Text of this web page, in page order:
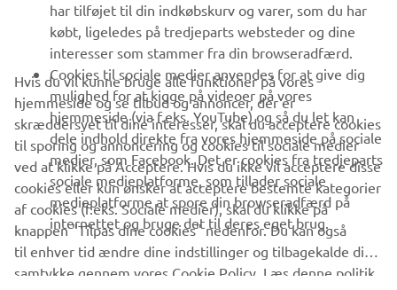
NYHEDSBREV
Vær den første til at få besked om de seneste tilbud, særlige
arrangementer, nye udgivelser og meget mere.
TILMELD DIG
Læs vores privatlivspolitik for at lære, hvordan vi behandler dine
personlige data:Privatlivspolitik
Denmark (Danish)
har tilføjet til din indkøbskurv og varer, som du har
købt, ligeledes på tredjeparts websteder og dine
interesser som stammer fra din browseradfærd.
Cookies til sociale medier anvendes for at give dig
mulighed for at kigge på videoer på vores
hjemmeside (via f.eks. YouTube) og så du let kan
dele indhold direkte fra vores hjemmeside på sociale
medier, som Facebook. Det er cookies fra tredjeparts
sociale medieplatforme, som tillader sociale
medieplatforme at spore din browseradfærd på
internettet og bruge det til deres eget brug.
Hvis du vil kunne bruge alle funktioner på vores
hjemmeside og se tilbud og annoncer, der er
skræddersyet til dine interesser, skal du acceptere cookies
til sporing og annoncering og cookies til sociale medier
ved at klikke på Acceptere. Hvis du ikke vil acceptere disse
cookies eller kun ønsker at acceptere bestemte kategorier
af cookies (f.eks. Sociale medier), skal du klikke på
knappen "Tilpas dine cookies" nedenfor. Du kan også
til enhver tid ændre dine indstillinger og tilbagekalde dit
samtykke gennem vores Cookie Policy. Læs denne politik